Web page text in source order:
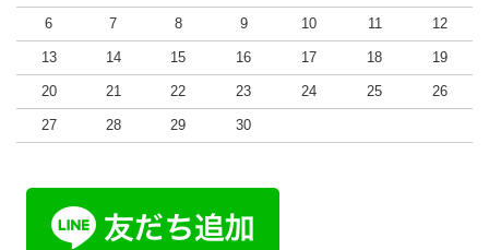
6 7 8 9 10 11 12
13 14 15 16 17 18 19
20 21 22 23 24 25 26
27 28 29 30